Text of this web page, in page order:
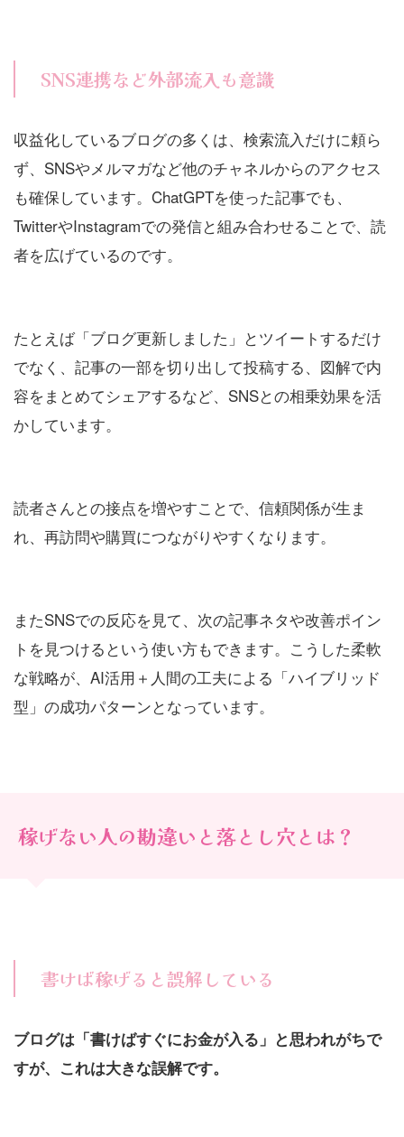
SNS連携など外部流入も意識
収益化しているブログの多くは、検索流入だけに頼ら
ず、SNSやメルマガなど他のチャネルからのアクセス
も確保しています。ChatGPTを使った記事でも、
TwitterやInstagramでの発信と組み合わせることで、読
者を広げているのです。
たとえば「ブログ更新しました」とツイートするだけ
でなく、記事の一部を切り出して投稿する、図解で内
容をまとめてシェアするなど、SNSとの相乗効果を活
かしています。
読者さんとの接点を増やすことで、信頼関係が生ま
れ、再訪問や購買につながりやすくなります。
またSNSでの反応を見て、次の記事ネタや改善ポイン
トを見つけるという使い方もできます。こうした柔軟
な戦略が、AI活用＋人間の工夫による「ハイブリッド
型」の成功パターンとなっています。
稼げない人の勘違いと落とし穴とは？
書けば稼げると誤解している
ブログは「書けばすぐにお金が入る」と思われがちで
すが、これは大きな誤解です。